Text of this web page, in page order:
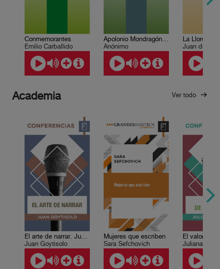
Conmemorantes
Emilio Carballido
Apolonio Mondragón narra…
Anónimo
La Llorona
Academia Ver todo
El arte de narrar. Juan Goytisolo
Juan Goytisolo
Mujeres que escriben
Sara Sefchovich
El valor de
Juliana